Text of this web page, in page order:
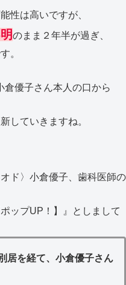
性は高いですが、
のまま２年半が過ぎ、
。
倉優子さん本人の口から
していきますね。
ド〉小倉優子、歯科医師の
ップUP！】』としまして
居を経て、小倉優子さん